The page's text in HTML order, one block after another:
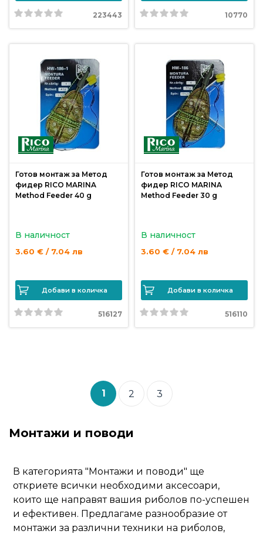
223443 10770
Готов монтаж за Метод
фидер RICO MARINA
Method Feeder 40 g
В наличност
3.60 € / 7.04 лв
Добави в количка
516127
Готов монтаж за Метод
фидер RICO MARINA
Method Feeder 30 g
В наличност
3.60 € / 7.04 лв
Добави в количка
516110
1 2 3
Монтажи и поводи
В категорията "Монтажи и поводи" ще
откриете всички необходими аксесоари,
които ще направят вашия риболов по-успешен
и ефективен. Предлагаме разнообразие от
монтажи за различни техники на риболов,